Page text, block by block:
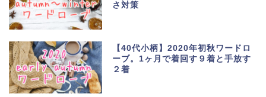
さ対策
【40代小柄】2020年初秋ワードロ
ーブ。1ヶ月で着回す９着と手放す
２着